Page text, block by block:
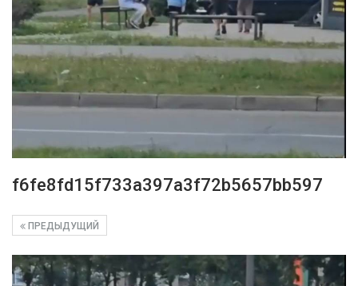
f6fe8fd15f733a397a3f72b5657bb597
ПРЕДЫДУЩИЙ